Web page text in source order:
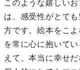
このような嬉しい
は、感受性がとて
方です。絵本をこ
を常に心に抱いて
えて、本当に幸せ